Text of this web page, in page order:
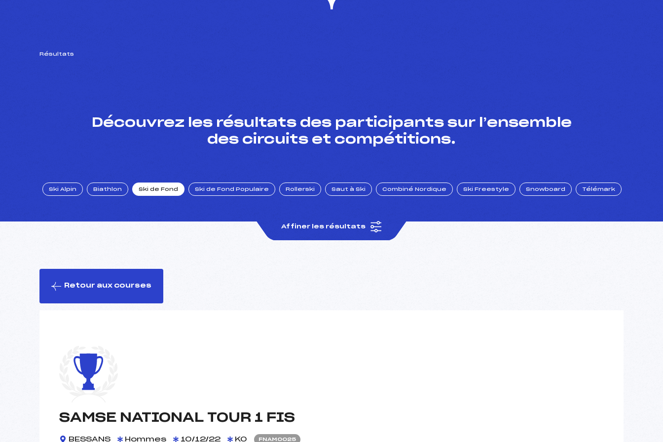
Résultats
Découvrez les résultats des participants sur l’ensemble
des circuits et compétitions.
Ski Alpin Biathlon Ski de Fond Ski de Fond Populaire Rollerski Saut à Ski Combiné Nordique Ski Freestyle Snowboard Télémark
Affiner les résultats
Retour aux courses
SAMSE NATIONAL TOUR 1 FIS
BESSANS Hommes 10/12/22 KO FNAM0025